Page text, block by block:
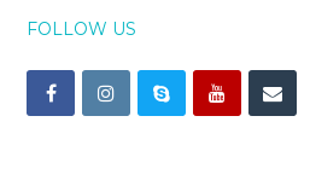
FOLLOW US